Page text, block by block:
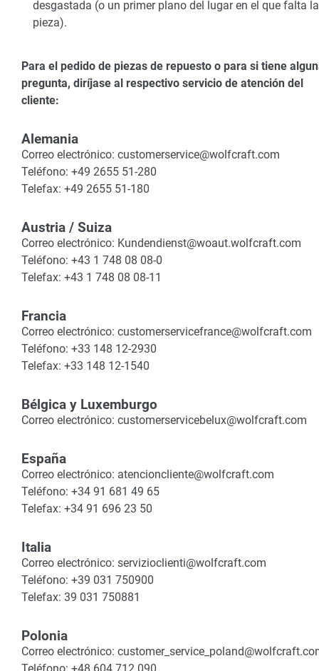
desgastada (o un primer plano del lugar en el que falta la
pieza).
Para el pedido de piezas de repuesto o para si tiene
pregunta, diríjase al respectivo servicio de atención del
cliente:
Alemania
Correo electrónico: customerservice@wolfcraft.com
Teléfono: +49 2655 51-280
Telefax: +49 2655 51-180
Austria / Suiza
Correo electrónico: Kundendienst@woaut.wolfcraft.com
Teléfono: +43 1 748 08 08-0
Telefax: +43 1 748 08 08-11
Francia
Correo electrónico: customerservicefrance@wolfcraft.com
Teléfono: +33 148 12-2930
Telefax: +33 148 12-1540
Bélgica y Luxemburgo
Correo electrónico: customerservicebelux@wolfcraft.com
España
Correo electrónico: atencioncliente@wolfcraft.com
Teléfono: +34 91 681 49 65
Telefax: +34 91 696 23 50
Italia
Correo electrónico: servizioclienti@wolfcraft.com
Teléfono: +39 031 750900
Telefax: 39 031 750881
Polonia
Correo electrónico: